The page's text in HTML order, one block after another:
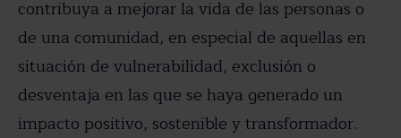
contribuya a mejorar la vida de las personas o
de una comunidad, en especial de aquellas en
situación de vulnerabilidad, exclusión o
desventaja en las que se haya generado un
impacto positivo, sostenible y transformador.